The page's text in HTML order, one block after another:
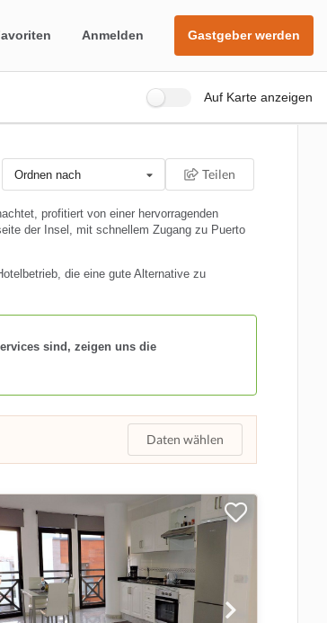
Anmelden Gastgeber werden
Auf Karte anzeigen
Ordnen nach Teilen
profitiert von einer hervorragenden
der Insel, mit schnellem Zugang zu Puerto
die eine gute Alternative zu
sind, zeigen uns die
Daten wählen